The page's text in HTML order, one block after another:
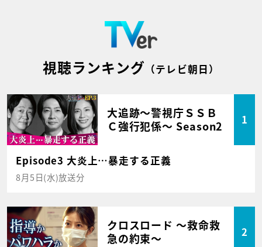
視聴ランキング （テレビ朝日）
大追跡～警視庁ＳＳＢ
Ｃ強行犯係～ Season2
1
Episode3 大炎上…暴走する正義
8月5日(水)放送分
クロスロード ～救命救
急の約束～
2